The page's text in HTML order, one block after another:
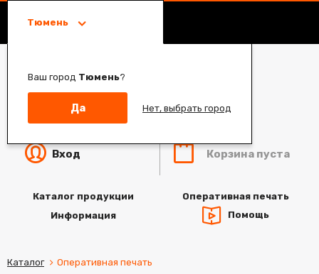
Тюмень
Ваш город Тюмень?
Да Нет, выбрать город
Корзина пуста
Вход
Каталог продукции
Оперативная печать
Информация
Помощь
Каталог Оперативная печать